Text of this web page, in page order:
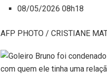
08/05/2026 08h18
AFP PHOTO / CRISTIANE